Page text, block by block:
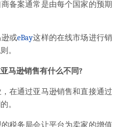
备案通常是由每个国家的预期
或eBay这样的在线市场进行销
。
马逊销售有什么不同?
在通过亚马逊销售和直接通过
。
税务局会让平台为卖家的增值